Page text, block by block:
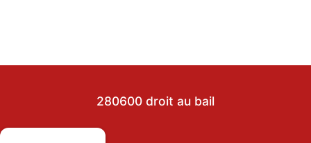
280600 droit au bail